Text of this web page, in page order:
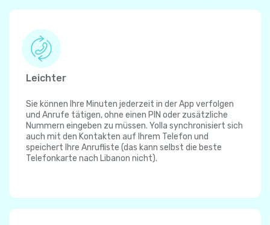
Leichter
Sie können Ihre Minuten jederzeit in der App verfolgen
und Anrufe tätigen, ohne einen PIN oder zusätzliche
Nummern eingeben zu müssen. Yolla synchronisiert sich
auch mit den Kontakten auf Ihrem Telefon und
speichert Ihre Anrufliste (das kann selbst die beste
Telefonkarte nach Libanon nicht).